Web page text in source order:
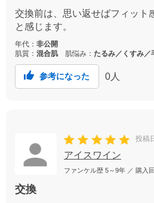
交換前は、思い返せばフィット
と感じます。
年代： 非公開
肌質： 混合肌 肌悩み： たるみ／くすみ／
参考になった 0 人
投稿
アイスワイン
ファンケル歴 5～9年 ／ 購入
交換